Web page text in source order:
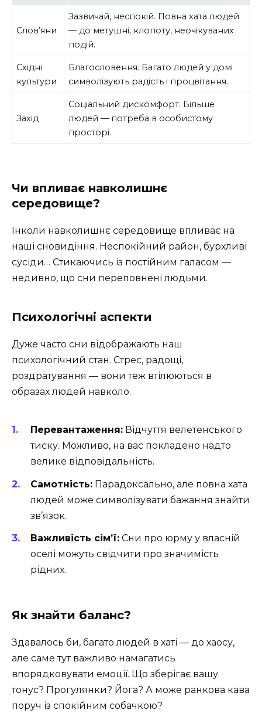
Слов’яни
Зазвичай, неспокій. Повна хата людей
— до метушні, клопоту, неочікуваних
подій.
Східні
культури
Благословення. Багато людей у домі
символізують радість і процвітання.
Захід
Соціальний дискомфорт. Більше
людей — потреба в особистому
просторі.
Чи впливає навколишнє
середовище?
Інколи навколишнє середовище впливає на
наші сновидіння. Неспокійний район, бурхливі
сусіди… Стикаючись із постійним галасом —
недивно, що сни переповнені людьми.
Психологічні аспекти
Дуже часто сни відображають наш
психологічний стан. Стрес, радощі,
роздратування — вони теж втілюються в
образах людей навколо.
Перевантаження: Відчуття велетенського
тиску. Можливо, на вас покладено надто
велике відповідальність.
Самотність: Парадоксально, але повна хата
людей може символізувати бажання знайти
зв’язок.
Важливість сім’ї: Сни про юрму у власній
оселі можуть свідчити про значимість
рідних.
Як знайти баланс?
Здавалось би, багато людей в хаті — до хаосу,
але саме тут важливо намагатись
впорядковувати емоції. Що зберігає вашу
тонус? Прогулянки? Йога? А може ранкова кава
поруч із спокійним собачкою?